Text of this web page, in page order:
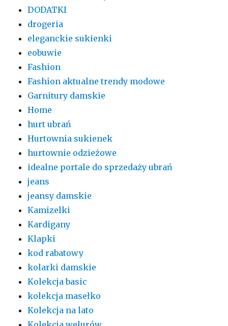
DODATKI
drogeria
eleganckie sukienki
eobuwie
Fashion
Fashion aktualne trendy modowe
Garnitury damskie
Home
hurt ubrań
Hurtownia sukienek
hurtownie odzieżowe
idealne portale do sprzedaży ubrań
jeans
jeansy damskie
Kamizelki
Kardigany
Klapki
kod rabatowy
kolarki damskie
Kolekcja basic
kolekcja masełko
Kolekcja na lato